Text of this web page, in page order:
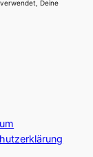
Deine